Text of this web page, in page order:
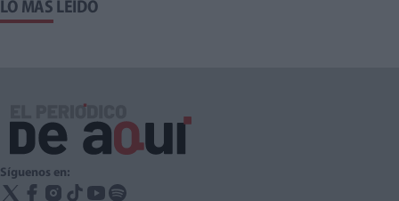
LO MÁS LEÍDO
Síguenos en: